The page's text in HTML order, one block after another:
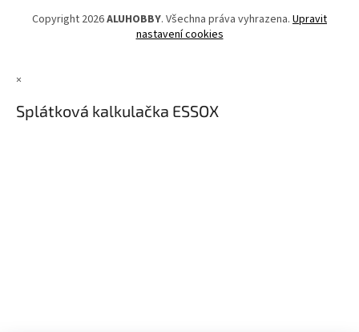
Copyright 2026ALUHOBBY. Všechna práva vyhrazena. Upravit
nastavení cookies
×
Splátková kalkulačka ESSOX